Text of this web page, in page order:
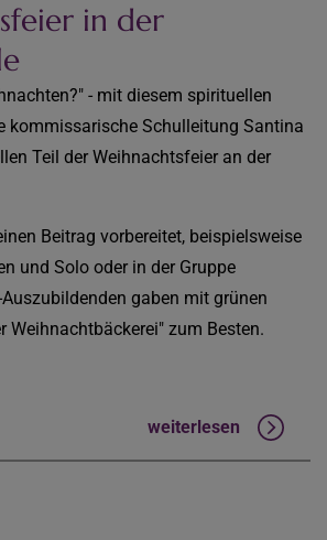
in der
- mit diesem spirituellen
kommissarische Schulleitung Santina
Teil der Weihnachtsfeier an der
Beitrag vorbereitet, beispielsweise
und Solo oder in der Gruppe
gaben mit grünen
Weihnachtbäckerei" zum Besten.
weiterlesen